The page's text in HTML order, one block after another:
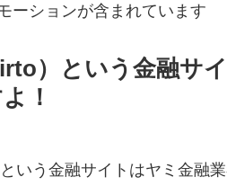
ーションが含まれています
）という金融サ
！
いう金融サイトはヤミ金融